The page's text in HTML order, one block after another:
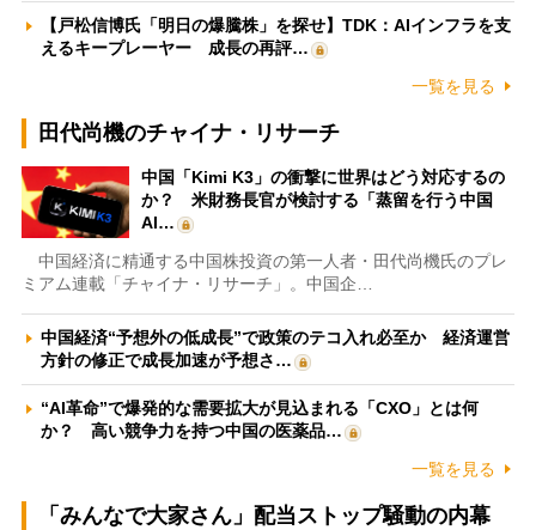
【戸松信博氏「明日の爆騰株」を探せ】TDK：AIインフラを支
えるキープレーヤー 成長の再評…
一覧を見る
田代尚機のチャイナ・リサーチ
中国「Kimi K3」の衝撃に世界はどう対応するの
か？ 米財務長官が検討する「蒸留を行う中国
AI…
中国経済に精通する中国株投資の第一人者・田代尚機氏のプレ
ミアム連載「チャイナ・リサーチ」。中国企…
中国経済“予想外の低成長”で政策のテコ入れ必至か 経済運営
方針の修正で成長加速が予想さ…
“AI革命”で爆発的な需要拡大が見込まれる「CXO」とは何
か？ 高い競争力を持つ中国の医薬品…
一覧を見る
「みんなで大家さん」配当ストップ騒動の内幕